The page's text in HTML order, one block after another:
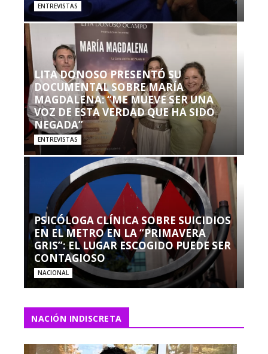
ENTREVISTAS
LITA DONOSO PRESENTÓ SU
DOCUMENTAL SOBRE MARÍA
MAGDALENA: “ME MUEVE SER UNA
VOZ DE ESTA VERDAD QUE HA SIDO
NEGADA”
ENTREVISTAS
PSICÓLOGA CLÍNICA SOBRE SUICIDIOS
EN EL METRO EN LA “PRIMAVERA
GRIS”: EL LUGAR ESCOGIDO PUEDE SER
CONTAGIOSO
NACIONAL
NACIÓN INDISCRETA